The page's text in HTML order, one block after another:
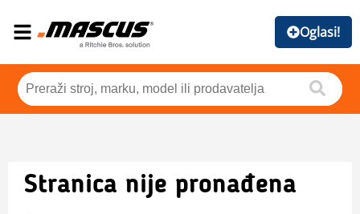
Oglasi!
Stranica nije pronađena